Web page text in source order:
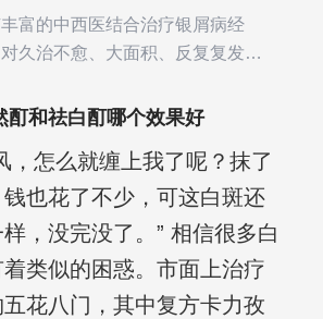
富的中西医结合治疗银屑病经
久治不愈、大面积、反复复发性
酊和祛白酊哪个效果好
，怎么就缠上我了呢？抹了
也花了不少，可这白斑还
，没完没了。” 相信很多白
类似的困惑。市面上治疗
花八门，其中复方卡力孜